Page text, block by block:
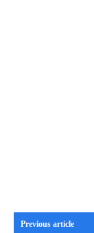
Previous article